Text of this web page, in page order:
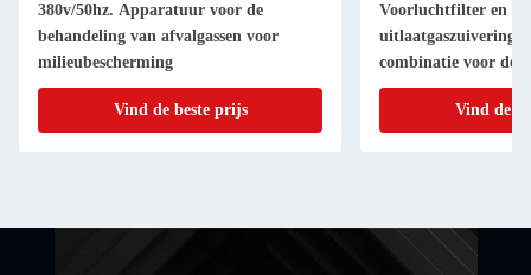
380v/50hz. Apparatuur voor de
behandeling van afvalgassen voor
milieubescherming
Vind de beste prijs
Voorluchtfilter en
combinatie voor de
afvalgassen
Vind de